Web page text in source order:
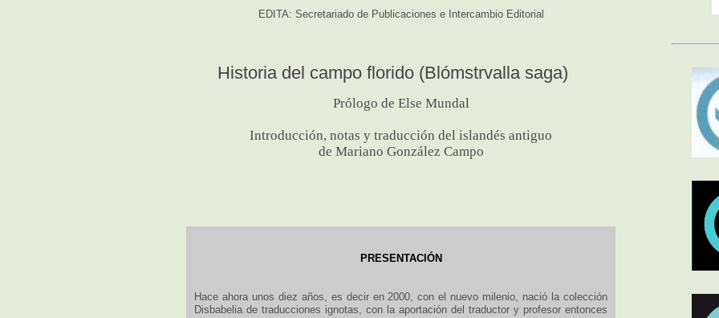
EDITA: Secretariado de Publicaciones e Intercambio Editorial
Historia del campo florido (Blómstrvalla saga)
Prólogo de Else Mundal
Introducción, notas y traducción del islandés antiguo
de Mariano González Campo
PRESENTACIÓN
Hace ahora unos diez años, es decir en 2000, con el nuevo milenio, nació la colección
Disbabelia de traducciones ignotas, con la aportación del traductor y profesor entonces